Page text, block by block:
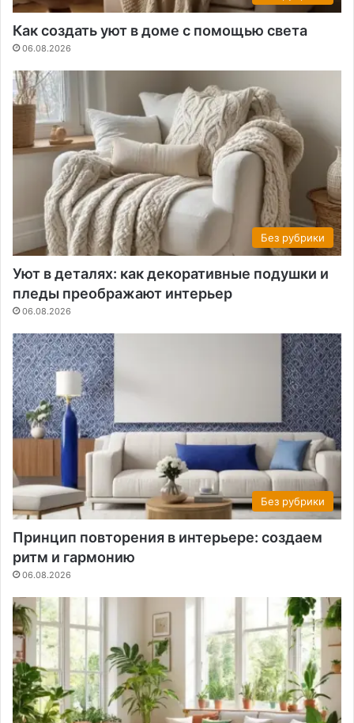
Как создать уют в доме с помощью света
06.08.2026
Без рубрики
Уют в деталях: как декоративные подушки и
пледы преображают интерьер
06.08.2026
Без рубрики
Принцип повторения в интерьере: создаем
ритм и гармонию
06.08.2026